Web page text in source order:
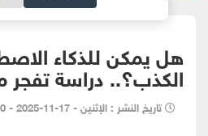
هل يمكن للذكاء
الكذب؟.. دراسة تفجر
تاريخ النشر : الإثنين - 17-11-2025 - 9:00 PM